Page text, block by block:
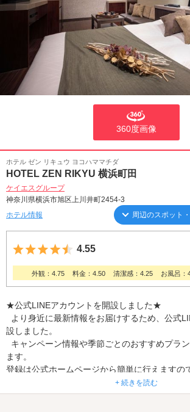
360度画像
ホテル ゼン リキュウ ヨコハママチダ
HOTEL ZEN RIKYU 横浜町田
ケイエスグループ
神奈川県横浜市旭区上川井町2454-3
ホテル情報
周辺のスポット
5つ星のうち4.5
4.55
外観：4.75 料金：4.50 清潔感：4.25 お風呂：
★公式LINEアカウントを開設しました★
より身近に最新情報をお届けするため、公式
設しました。
キャンペーン情報や季節ごとのおすすめプラ
ます。
登録は公式ホームページから簡単に行えますの
皆さまのご登録をお待ちしております。
+ 続きを読む